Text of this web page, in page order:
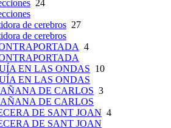
24
de cerebros 27
de cerebros
4
EN LAS ONDAS 10
EN LAS ONDAS
DE CARLOS 3
DE CARLOS
DE SANT JOAN 4
DE SANT JOAN